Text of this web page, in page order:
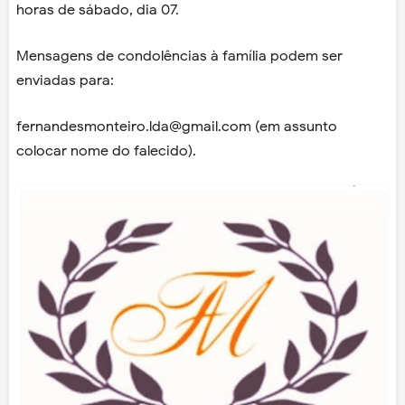
horas de sábado, dia 07.
Mensagens de condolências à família podem ser
enviadas para:
fernandesmonteiro.lda@gmail.com (em assunto
colocar nome do falecido).